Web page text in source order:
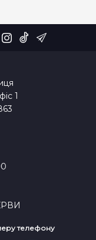
1
телефону